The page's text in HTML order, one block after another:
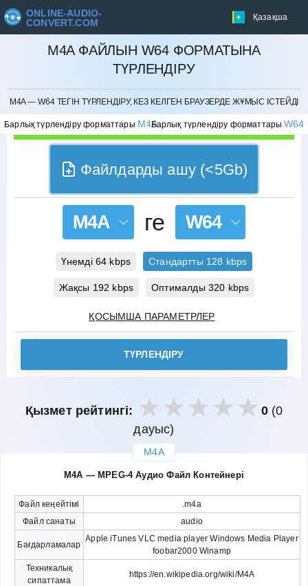
ONLINE-AUDIO-
CONVERT.COM
Қазақша
M4A ФАЙЛЫН W64 ФОРМАТЫНА
ТҮРЛЕНДІРУ
M4A — W64 ТЕГІН ТҮРЛЕНДІРУ, КЕЗ КЕЛГЕН БРАУЗЕРДЕ ЖҰМЫС ІСТЕЙДІ
Барлық түрлендіру форматтары M4AБарлық түрлендіру форматтарыW64
БОЛДЫРМАУ
Файлдарды ашу (<5Gb)
M4A ге W64
Үнемді 64 kbps Стандартты 128 kbps
Жақсы 192 kbps Оптималды 320 kbps
ҚОСЫМША ПАРАМЕТРЛЕР
ТҮРЛЕНДІРУ
Қызмет рейтингі: 0(0
дауыс)
M4A
M4A — MPEG-4 Аудио Файл Контейнері
Файл кеңейтімі
.m4a
Файл санаты
audio
Бағдарламалар
Apple iTunes VLC media player Windows Media Player
foobar2000 Winamp
Техникалық
сипаттама
https://en.wikipedia.org/wiki/M4A